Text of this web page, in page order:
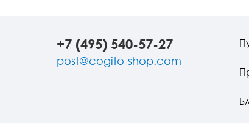
+7 (495) 540-57-27
post@cogito-shop.com